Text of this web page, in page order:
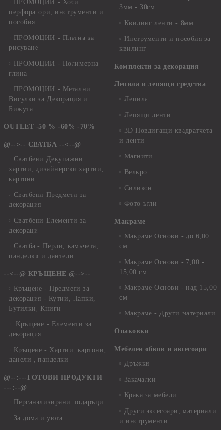
ПРОМОЦИИ - Хоби
перфоратори, инструменти и
пособия
ПРОМОЦИИ - Платна за
рисуване
ПРОМОЦИИ - Полимерна
глина
ПРОМОЦИИ - Метални
Висулки за Декорация и
Бижута
OUTLET -50 % -60% -70%
@-->-- СВАТБА --<--@
Сватбени Декупажни
хартии, дизайнерски хартии,
картони
Сватбени Предмети за
декорация
Сватбени Елементи за
декораци
Сватба - Перли, камъчета,
панделки и дантели
--<--@ КРЪЩЕНЕ @-->--
Кръщене - Предмети за
декорация - Кутии, Папки,
Бутилки, Книги
Кръщене - Елементи за
декорация
Кръщене - Хартии, картони,
данели , панделки
@--:---ГОТОВИ ПРОДУКТИ
---:--@
Персанализирани подаръци
За дома и уюта
3мм - 30см.
Квилинг ленти - 8мм
Инструменти и пособия за
квилинг
Комплекти за декорация
Лепила и лепящи средства
Лепила
Лепящи ленти
3D Повдигащи квадратчета
и ленти
Магнити
Велкро
Силикон
Фото ъгли
Макраме
Макраме Основи - до 6,00
см
Макраме Основи - 7,00 -
15,00 см
Макраме Основи - над 15,00
см
Макраме - Други материали
Опаковки
Мебелен обков и аксесоари
Дръжки
Закачалки
Крака за мебели
Други аксесоари, материали
и инструменти